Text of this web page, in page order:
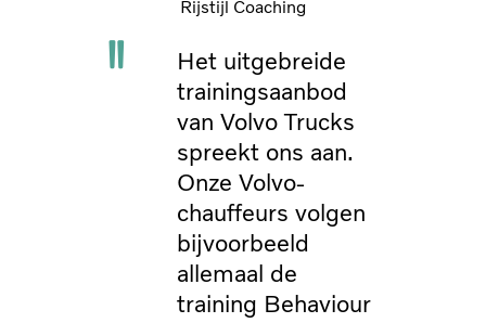
Rijstijl Coaching
Het uitgebreide
trainingsaanbod
van Volvo Trucks
spreekt ons aan.
Onze Volvo-
chauffeurs volgen
bijvoorbeeld
allemaal de
training Behaviour